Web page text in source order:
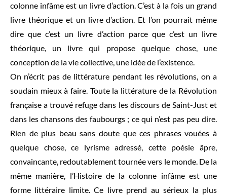
colonne infâme est un livre d’action. C’est à la fois un grand
livre théorique et un livre d’action. Et l’on pourrait même
dire que c’est un livre d’action parce que c’est un livre
théorique, un livre qui propose quelque chose, une
conception de la vie collective, une idée de l’existence.
On n’écrit pas de littérature pendant les révolutions, on a
soudain mieux à faire. Toute la littérature de la Révolution
française a trouvé refuge dans les discours de Saint-Just et
dans les chansons des faubourgs ; ce qui n’est pas peu dire.
Rien de plus beau sans doute que ces phrases vouées à
quelque chose, ce lyrisme adressé, cette poésie âpre,
convaincante, redoutablement tournée vers le monde. De la
même manière, l’Histoire de la colonne infâme est une
forme littéraire limite. Ce livre prend au sérieux la plus